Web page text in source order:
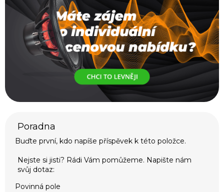
Buďte první, kdo napíše příspěvek k této položce.
Povinná pole